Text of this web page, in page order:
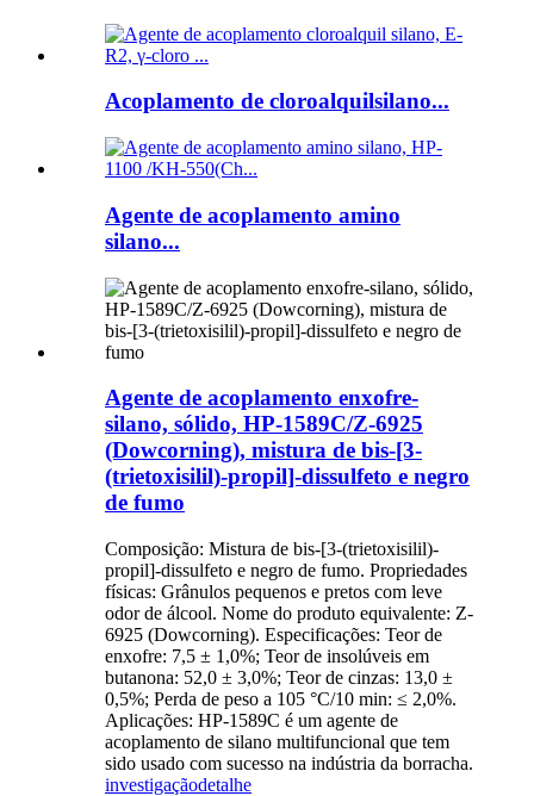
Acoplamento de cloroalquilsilano...
Agente de acoplamento amino
silano...
Agente de acoplamento enxofre-
silano, sólido, HP-1589C/Z-6925
(Dowcorning), mistura de bis-[3-
(trietoxisilil)-propil]-dissulfeto e negro
de fumo
Composição: Mistura de bis-[3-(trietoxisilil)-
propil]-dissulfeto e negro de fumo. Propriedades
físicas: Grânulos pequenos e pretos com leve
odor de álcool. Nome do produto equivalente: Z-
6925 (Dowcorning). Especificações: Teor de
enxofre: 7,5 ± 1,0%; Teor de insolúveis em
butanona: 52,0 ± 3,0%; Teor de cinzas: 13,0 ±
0,5%; Perda de peso a 105 °C/10 min: ≤ 2,0%.
Aplicações: HP-1589C é um agente de
acoplamento de silano multifuncional que tem
sido usado com sucesso na indústria da borracha.
investigaçãodetalhe